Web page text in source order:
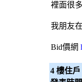
裡面很
我朋友
Bid價網
4 樓住戶